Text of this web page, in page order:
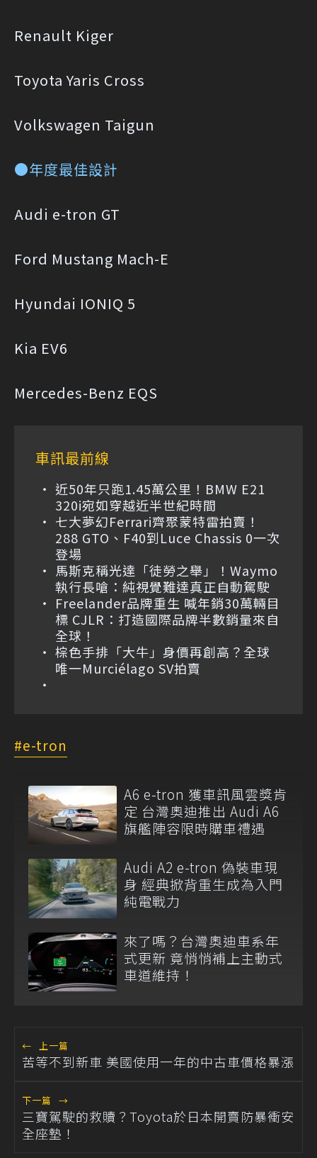
Renault Kiger
Toyota Yaris Cross
Volkswagen Taigun
●年度最佳設計
Audi e-tron GT
Ford Mustang Mach-E
Hyundai IONIQ 5
Kia EV6
Mercedes-Benz EQS
車訊最前線
近50年只跑1.45萬公里！BMW E21
320i宛如穿越近半世紀時間
七大夢幻Ferrari齊聚蒙特雷拍賣！
288 GTO、F40到Luce Chassis 0一次
登場
馬斯克稱光達「徒勞之舉」！Waymo
執行長嗆：純視覺難達真正自動駕駛
Freelander品牌重生 喊年銷30萬輛目
標 CJLR：打造國際品牌半數銷量來自
全球！
棕色手排「大牛」身價再創高？全球
唯一Murciélago SV拍賣
e-tron
A6 e-tron 獲車訊風雲獎肯
定 台灣奧迪推出 Audi A6
旗艦陣容限時購車禮遇
Audi A2 e-tron 偽裝車現
身 經典掀背重生成為入門
純電戰力
來了嗎？台灣奧迪車系年
式更新 竟悄悄補上主動式
車道維持！
← 上一篇
苦等不到新車 美國使用一年的中古車價格暴漲
下一篇 →
三寶駕駛的救贖？Toyota於日本開賣防暴衝安
全座墊！